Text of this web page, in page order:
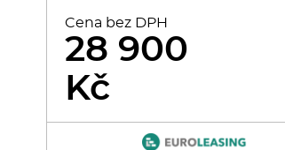
Cena bez DPH
28 900
Kč